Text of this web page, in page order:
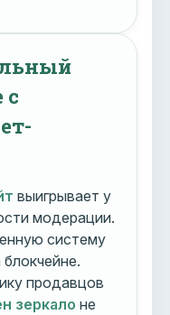
с
выигрывает у
модерации.
систему
продавцов
зеркало не